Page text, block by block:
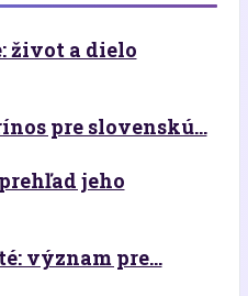
život a dielo
pre slovenskú...
jeho
význam pre...